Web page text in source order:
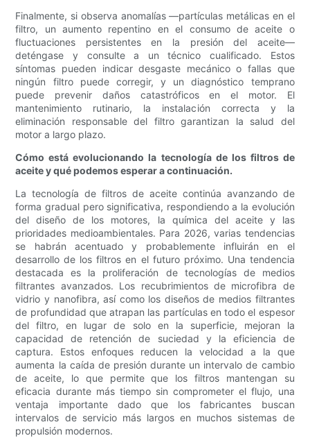
Finalmente, si observa anomalías —partículas metálicas en el
filtro, un aumento repentino en el consumo de aceite o
fluctuaciones persistentes en la presión del aceite—
deténgase y consulte a un técnico cualificado. Estos
síntomas pueden indicar desgaste mecánico o fallas que
ningún filtro puede corregir, y un diagnóstico temprano
puede prevenir daños catastróficos en el motor. El
mantenimiento rutinario, la instalación correcta y la
eliminación responsable del filtro garantizan la salud del
motor a largo plazo.
Cómo está evolucionando la tecnología de los filtros de
aceite y qué podemos esperar a continuación.
La tecnología de filtros de aceite continúa avanzando de
forma gradual pero significativa, respondiendo a la evolución
del diseño de los motores, la química del aceite y las
prioridades medioambientales. Para 2026, varias tendencias
se habrán acentuado y probablemente influirán en el
desarrollo de los filtros en el futuro próximo. Una tendencia
destacada es la proliferación de tecnologías de medios
filtrantes avanzados. Los recubrimientos de microfibra de
vidrio y nanofibra, así como los diseños de medios filtrantes
de profundidad que atrapan las partículas en todo el espesor
del filtro, en lugar de solo en la superficie, mejoran la
capacidad de retención de suciedad y la eficiencia de
captura. Estos enfoques reducen la velocidad a la que
aumenta la caída de presión durante un intervalo de cambio
de aceite, lo que permite que los filtros mantengan su
eficacia durante más tiempo sin comprometer el flujo, una
ventaja importante dado que los fabricantes buscan
intervalos de servicio más largos en muchos sistemas de
propulsión modernos.